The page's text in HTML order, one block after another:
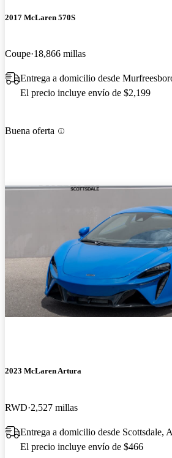
2017 McLaren 570S
Coupe 18,866 millas
Entrega a domicilio desde
El precio incluye envío de $2,199
Buena oferta
2023 McLaren Artura
RWD 2,527 millas
Entrega a domicilio desde Scottsdale,
El precio incluye envío de $466